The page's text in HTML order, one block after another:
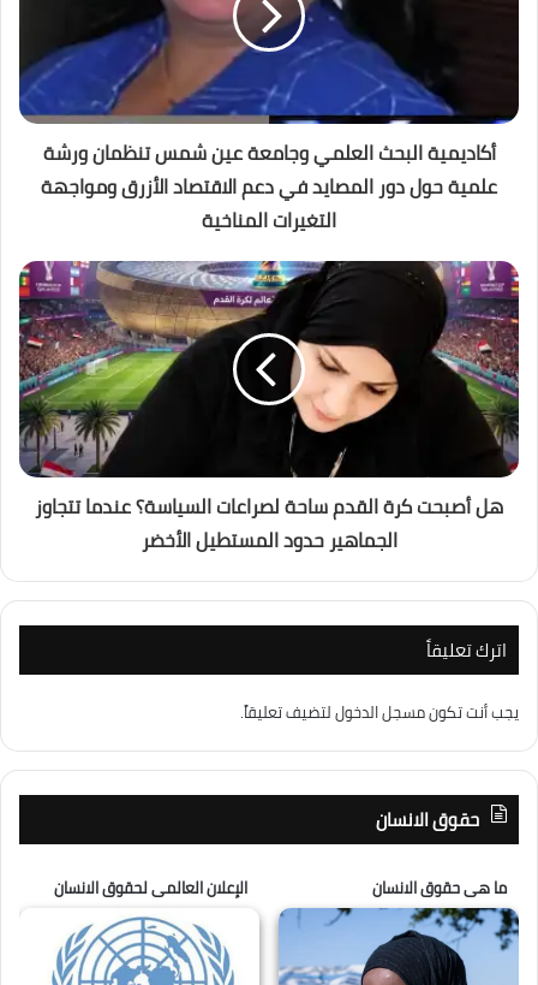
أكاديمية البحث العلمي وجامعة عين شمس تنظمان ورشة
علمية حول دور المصايد في دعم الاقتصاد الأزرق ومواجهة
التغيرات المناخية
هل أصبحت كرة القدم ساحة لصراعات السياسة؟ عندما تتجاوز
الجماهير حدود المستطيل الأخضر
اترك تعليقاً
يجب أنت تكونمسجل الدخوللتضيف تعليقاً.
حقوق الانسان
ما هى حقوق الانسان الإعلان العالمى لحقوق الانسان